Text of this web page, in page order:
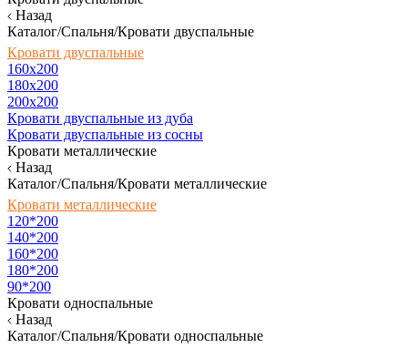
Назад
Каталог/Спальня/Кровати двуспальные
Кровати двуспальные
160х200
180x200
200x200
Кровати двуспальные из дуба
Кровати двуспальные из сосны
Кровати металлические
Назад
Каталог/Спальня/Кровати металлические
Кровати металлические
120*200
140*200
160*200
180*200
90*200
Кровати односпальные
Назад
Каталог/Спальня/Кровати односпальные